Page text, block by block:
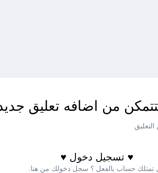
من اضافه تعليق
♥ تسجيل دخول ♥
تمتلك حساب بالفعل ؟ سجل دخولك من هنا.